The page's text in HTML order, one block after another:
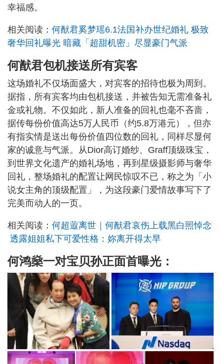
幸福感。
相关阅读： 何猷君奚梦瑶6.1法国补办世纪婚礼 极致
奢华回礼曝光 暗藏「超甜机密」尽显豪门气派
何猷君包机接送所有宾客
这场婚礼不仅场面盛大，对宾客的招待也极为周到。
据指，所有宾客均由包机接送，并被告知无需准备礼
金或礼物。不仅如此，新人准备的回礼也毫不吝啬，
据传每份价值高达5万人民币（约5.8万港元），但亦
有指实情是送出每份价值四位数的回礼，同样尽显何
家的诚意与气派。从Dior高订婚纱、Graff顶级珠宝，
到世界文化遗产的婚礼场地，再到星级摄影师与奢华
回礼，整场婚礼的配置让网民惊叹不已，称之为「小
说女主角的顶级配置」，为这段豪门爱情故事写下了
完美而动人的一页。
相关阅读： 何超蕸离世｜何猷君哀伤上载黑白照悼念
透露姐姐私下可爱性格：妳离开得太早
何鸿燊一对宝贝孙正面首曝光：